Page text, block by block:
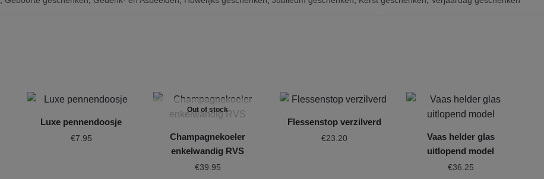
Luxe pennendoosje
€7.95
Out of stock
Champagnekoeler
enkelwandig RVS
€39.95
Flessenstop verzilverd
€23.20
Vaas helder glas
uitlopend model
€36.25